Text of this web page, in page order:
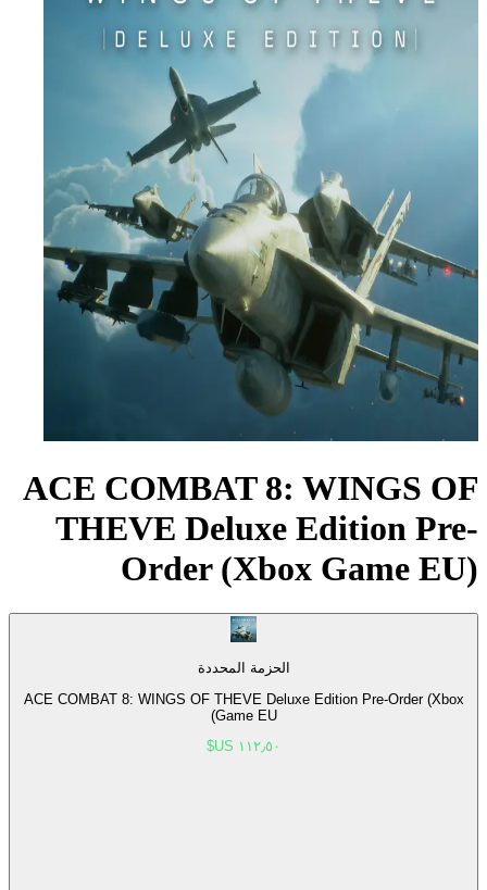
ACE COMBAT 8: WINGS OF
THEVE Deluxe Edition Pre-
Order (Xbox Game EU)
الحزمة المحددة
ACE COMBAT 8: WINGS OF THEVE Deluxe Edition Pre-Order (Xbox
Game EU)